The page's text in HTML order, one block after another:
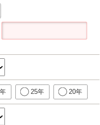
25年 20年